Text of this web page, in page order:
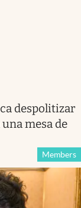
despolitizar
mesa de
Members